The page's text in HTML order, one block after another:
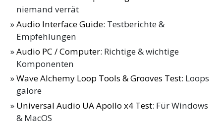
niemand verrät
Audio Interface Guide: Testberichte &
Empfehlungen
Audio PC / Computer: Richtige & wichtige
Komponenten
Wave Alchemy Loop Tools & Grooves Test: Loops
galore
Universal Audio UA Apollo x4 Test: Für Windows
& MacOS